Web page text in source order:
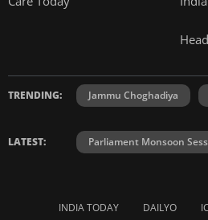
TRENDING: Jammu Choghadiya
LATEST: Parliament Monsoon
INDIA TODAY DAILYO